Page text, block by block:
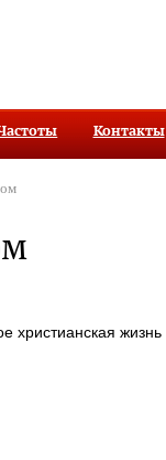
Контакты
христианская жизнь